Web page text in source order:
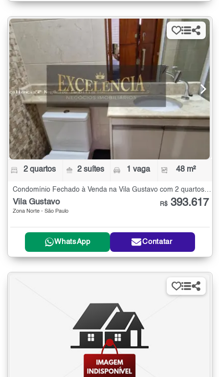
2 quartos 2 suítes 1 vaga 48 m²
Condomínio Fechado à Venda na Vila Gustavo com 2 quartos - 48 m²
Vila Gustavo
Zona Norte - São Paulo
R$ 393.617
WhatsApp Contatar